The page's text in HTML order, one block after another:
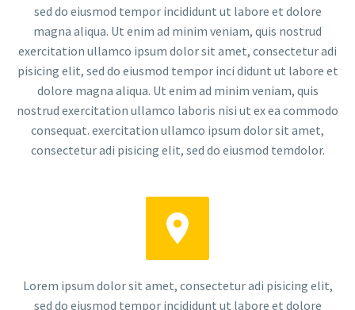
sed do eiusmod tempor incididunt ut labore et dolore
magna aliqua. Ut enim ad minim veniam, quis nostrud
exercitation ullamco ipsum dolor sit amet, consectetur adi
pisicing elit, sed do eiusmod tempor inci didunt ut labore et
dolore magna aliqua. Ut enim ad minim veniam, quis
nostrud exercitation ullamco laboris nisi ut ex ea commodo
consequat. exercitation ullamco ipsum dolor sit amet,
consectetur adi pisicing elit, sed do eiusmod temdolor.


Lorem ipsum dolor sit amet, consectetur adi pisicing elit,
sed do eiusmod tempor incididunt ut labore et dolore